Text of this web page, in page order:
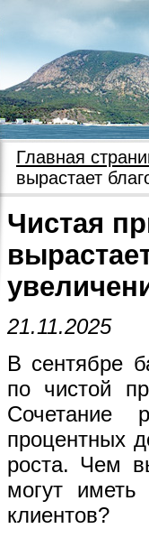
Главная
вырастает
Чистая
21.11.2025
В сентябре
по чистой
Сочетание
процентных
роста. Чем
могут иметь
клиентов?